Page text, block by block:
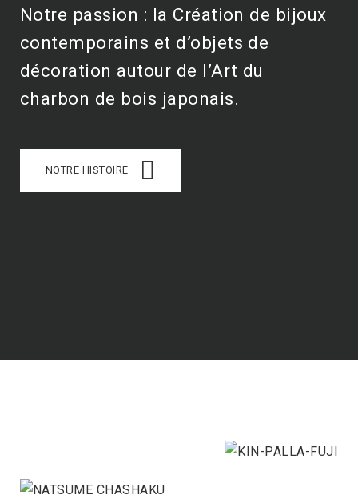
Notre passion : la Création de bijoux
contemporains et d’objets de
décoration autour de l’Art du
charbon de bois japonais.
NOTRE HISTOIRE